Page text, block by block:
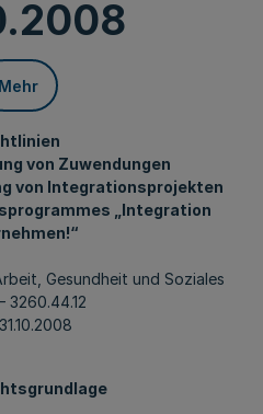
Mehr
von Zuwendungen
von Integrationsprojekten
„Integration
Gesundheit und Soziales
3260.44.12